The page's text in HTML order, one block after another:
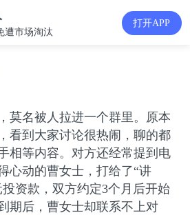
遭市场淘汰
打开APP
莫名被人拉进一个群里。原本
看到大家讨论很热闹，聊的都
相等内容。对方还经常提到电
心动的曹女士，打给了“讲
投资款，双方约定3个月后开始
期后，曹女士却联系不上对